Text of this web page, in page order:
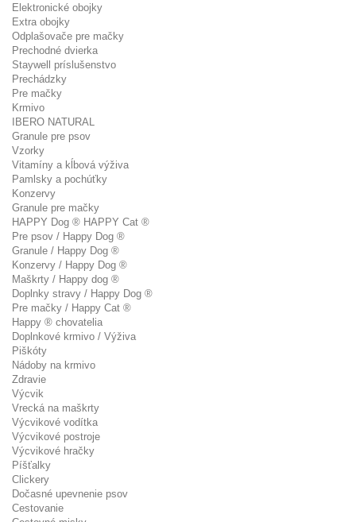
Elektronické obojky
Extra obojky
Odplašovače pre mačky
Prechodné dvierka
Staywell príslušenstvo
Prechádzky
Pre mačky
Krmivo
IBERO NATURAL
Granule pre psov
Vzorky
Vitamíny a kĺbová výživa
Pamlsky a pochúťky
Konzervy
Granule pre mačky
HAPPY Dog ® HAPPY Cat ®
Pre psov / Happy Dog ®
Granule / Happy Dog ®
Konzervy / Happy Dog ®
Maškrty / Happy dog ®
Doplnky stravy / Happy Dog ®
Pre mačky / Happy Cat ®
Happy ® chovatelia
Doplnkové krmivo / Výživa
Piškóty
Nádoby na krmivo
Zdravie
Výcvik
Vrecká na maškrty
Výcvikové vodítka
Výcvikové postroje
Výcvikové hračky
Píšťalky
Clickery
Dočasné upevnenie psov
Cestovanie